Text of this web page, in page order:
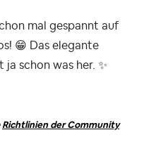
mal gespannt auf
😁 Das elegante
ja schon was her. ✨
Richtlinien der Community